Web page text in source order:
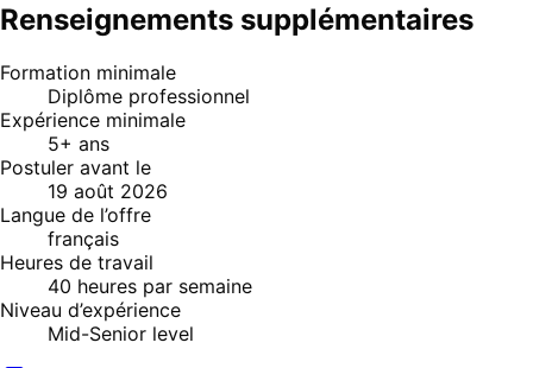
Renseignements supplémentaires
Formation minimale
Diplôme professionnel
Expérience minimale
5+ ans
Postuler avant le
19 août 2026
Langue de l’offre
français
Heures de travail
40 heures par semaine
Niveau d’expérience
Mid-Senior level